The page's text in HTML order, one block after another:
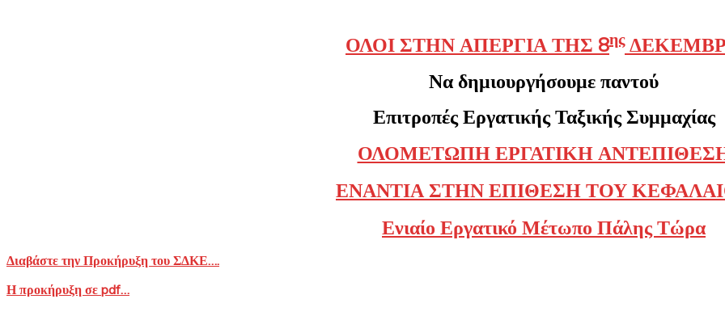
ΟΛΟΙ ΣΤΗΝ ΑΠΕΡΓΙΑ ΤΗΣ 8ης
Να δημιουργήσουμε παντού
Επιτροπές Εργατικής Ταξικής Συμμαχίας
ΟΛΟΜΕΤΩΠΗ ΕΡΓΑΤΙΚΗ
ΕΝΑΝΤΙΑ ΣΤΗΝ ΕΠΙΘΕΣΗ ΤΟΥ
Ενιαίο Εργατικό Μέτωπο Πάλης Τώρα
Διαβάστε την Προκήρυξη του ΣΔΚΕ….
Η προκήρυξη σε pdf…